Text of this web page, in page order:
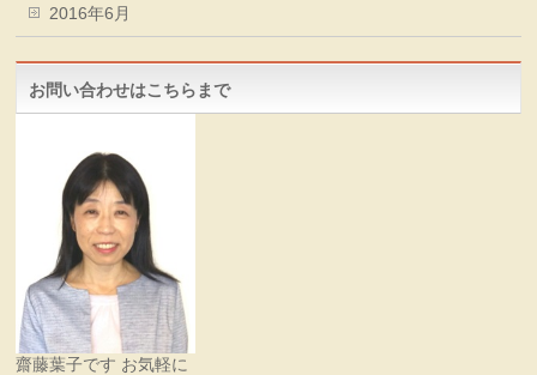
2016年6月
お問い合わせはこちらまで
齋藤葉子です お気軽に